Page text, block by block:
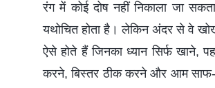
रंग में कोई दोष नहीं निकाला जा
यथोचित होता है। लेकिन अंदर से वे
ऐसे होते हैं जिनका ध्यान सिर्फ खाने,
करने, बिस्तर ठीक करने और आम साफ-